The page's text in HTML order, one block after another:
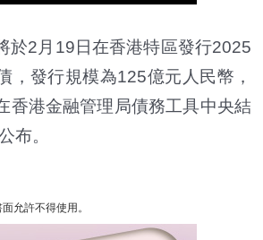
於2月19日在香港特區發行2025
，發行規模為125億元人民幣，
香港金融管理局債務工具中央結
布。
允許不得使用。